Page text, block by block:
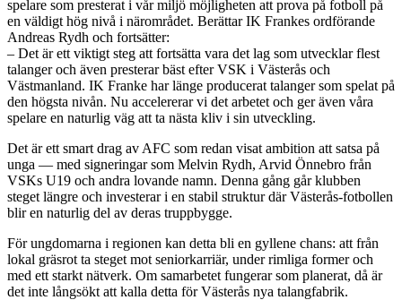
spelare som presterat i vår miljö möjligheten att prova på fotboll på
en väldigt hög nivå i närområdet. Berättar IK Frankes ordförande
Andreas Rydh och fortsätter:
– Det är ett viktigt steg att fortsätta vara det lag som utvecklar flest
talanger och även presterar bäst efter VSK i Västerås och
Västmanland. IK Franke har länge producerat talanger som spelat på
den högsta nivån. Nu accelererar vi det arbetet och ger även våra
spelare en naturlig väg att ta nästa kliv i sin utveckling.
Det är ett smart drag av AFC som redan visat ambition att satsa på
unga — med signeringar som Melvin Rydh, Arvid Önnebro från
VSKs U19 och andra lovande namn. Denna gång går klubben
steget längre och investerar i en stabil struktur där Västerås-fotbollen
blir en naturlig del av deras truppbygge.
För ungdomarna i regionen kan detta bli en gyllene chans: att från
lokal gräsrot ta steget mot seniorkarriär, under rimliga former och
med ett starkt nätverk. Om samarbetet fungerar som planerat, då är
det inte långsökt att kalla detta för Västerås nya talangfabrik.